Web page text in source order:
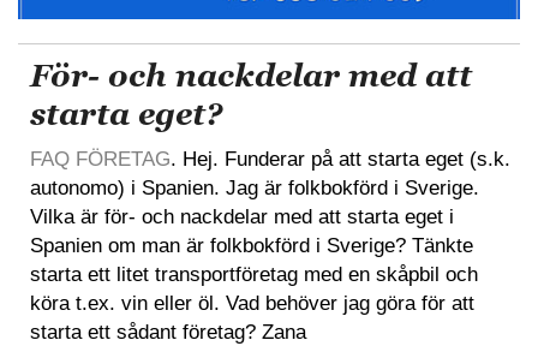
För- och nackdelar med att
starta eget?
FAQ FÖRETAG. Hej. Funderar på att starta eget (s.k.
autonomo) i Spanien. Jag är folkbokförd i Sverige.
Vilka är för- och nackdelar med att starta eget i
Spanien om man är folkbokförd i Sverige? Tänkte
starta ett litet transportföretag med en skåpbil och
köra t.ex. vin eller öl. Vad behöver jag göra för att
starta ett sådant företag? Zana